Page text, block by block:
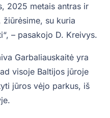
2025 metais antras ir
su kuria
– pasakojo D. Kreivys.
Garbaliauskaitė yra
visoje Baltijos jūroje
jūros vėjo parkus, iš